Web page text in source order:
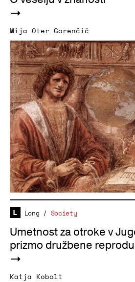
Mija Oter Gorenčič
Long / Society
Umetnost za otroke v
prizmo družbene
Katja Kobolt